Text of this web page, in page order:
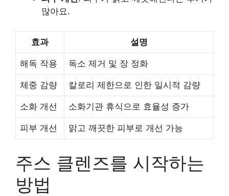
많아요.
효과 설명
해독 작용 독소 제거 및 장 정화
체중 감량 칼로리 제한으로 인한 일시적 감량
소화 개선 소화기관 휴식으로 효율성 증가
피부 개선 맑고 깨끗한 피부로 개선 가능
주스 클렌즈를 시작하는
방법